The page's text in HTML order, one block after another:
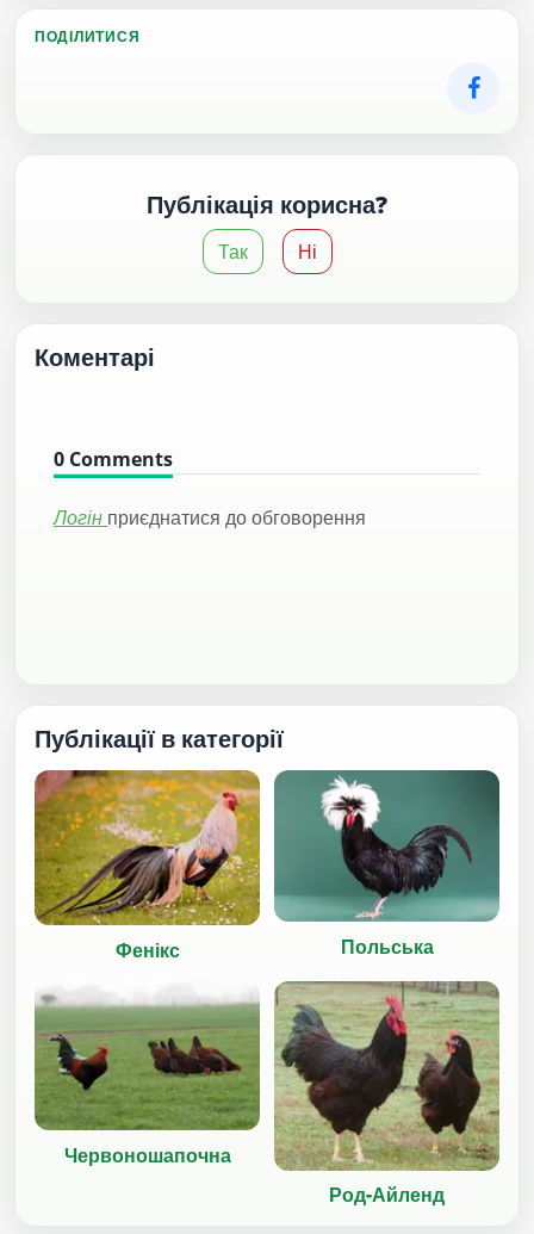
ПОДІЛИТИСЯ
Публікація корисна?
Так Ні
Коментарі
0 Comments
Логін приєднатися до обговорення
Публікації в категорії
Фенікс Польська
Червоношапочна
Род-Айленд